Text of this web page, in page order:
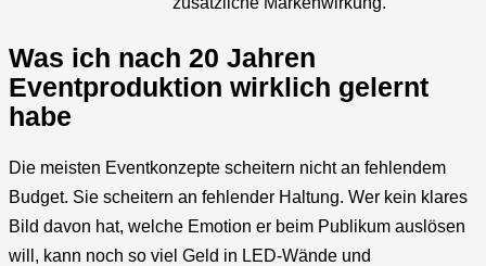
Was ich nach 20 Jahren
Eventproduktion wirklich gelernt
habe
Die meisten Eventkonzepte scheitern nicht an fehlendem
Budget. Sie scheitern an fehlender Haltung. Wer kein klares
Bild davon hat, welche Emotion er beim Publikum auslösen
will, kann noch so viel Geld in LED-Wände und